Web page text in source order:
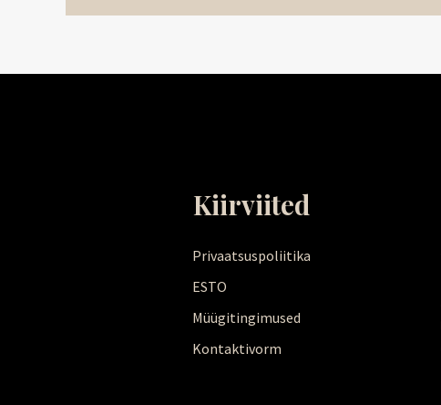
Kiirviited
Privaatsuspoliitika
ESTO
Müügitingimused
Kontaktivorm